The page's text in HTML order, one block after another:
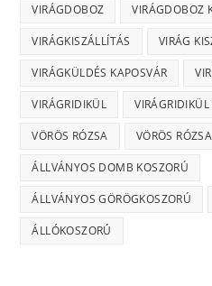
VIRÁGDOBOZ VIRÁGDOBOZ
VIRÁGKISZÁLLÍTÁS VIRÁG
VIRÁGKÜLDÉS KAPOSVÁR
VIRÁGRIDIKÜL VIRÁGRIDIKÜL
VÖRÖS RÓZSA VÖRÖS
ÁLLVÁNYOS DOMB KOSZORÚ
ÁLLVÁNYOS GÖRÖGKOSZORÚ
ÁLLÓKOSZORÚ